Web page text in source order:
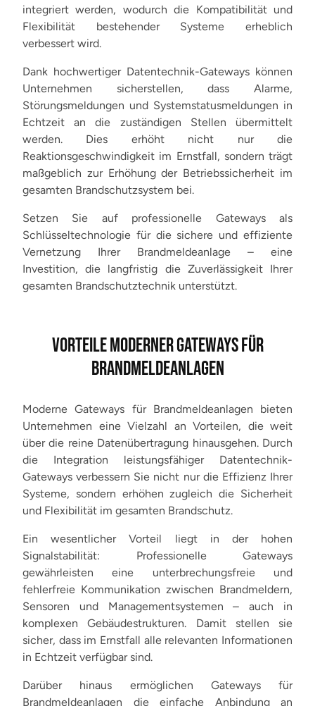
integriert werden, wodurch die Kompatibilität und
Flexibilität bestehender Systeme erheblich
verbessert wird.
Dank hochwertiger Datentechnik-Gateways können
Unternehmen sicherstellen, dass Alarme,
Störungsmeldungen und Systemstatusmeldungen in
Echtzeit an die zuständigen Stellen übermittelt
werden. Dies erhöht nicht nur die
Reaktionsgeschwindigkeit im Ernstfall, sondern trägt
maßgeblich zur Erhöhung der Betriebssicherheit im
gesamten Brandschutzsystem bei.
Setzen Sie auf professionelle Gateways als
Schlüsseltechnologie für die sichere und effiziente
Vernetzung Ihrer Brandmeldeanlage – eine
Investition, die langfristig die Zuverlässigkeit Ihrer
gesamten Brandschutztechnik unterstützt.
VORTEILE MODERNER GATEWAYS FÜR
BRANDMELDEANLAGEN
Moderne Gateways für Brandmeldeanlagen bieten
Unternehmen eine Vielzahl an Vorteilen, die weit
über die reine Datenübertragung hinausgehen. Durch
die Integration leistungsfähiger Datentechnik-
Gateways verbessern Sie nicht nur die Effizienz Ihrer
Systeme, sondern erhöhen zugleich die Sicherheit
und Flexibilität im gesamten Brandschutz.
Ein wesentlicher Vorteil liegt in der hohen
Signalstabilität: Professionelle Gateways
gewährleisten eine unterbrechungsfreie und
fehlerfreie Kommunikation zwischen Brandmeldern,
Sensoren und Managementsystemen – auch in
komplexen Gebäudestrukturen. Damit stellen sie
sicher, dass im Ernstfall alle relevanten Informationen
in Echtzeit verfügbar sind.
Darüber hinaus ermöglichen Gateways für
Brandmeldeanlagen die einfache Anbindung an